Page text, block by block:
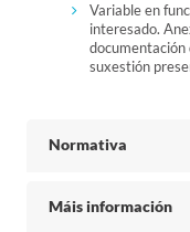
Variable en
interesado.
documentación
suxestión
Normativa
Máis información